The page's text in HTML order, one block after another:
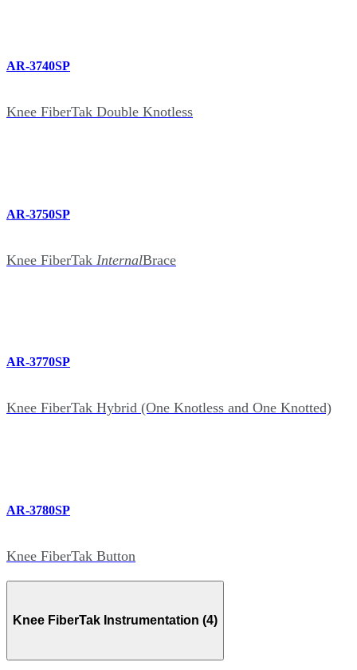
AR-3740SP
Knee FiberTak Double Knotless
AR-3750SP
Knee FiberTak InternalBrace
AR-3770SP
Knee FiberTak Hybrid (One Knotless and One Knotted)
AR-3780SP
Knee FiberTak Button
Knee FiberTak Instrumentation (4)